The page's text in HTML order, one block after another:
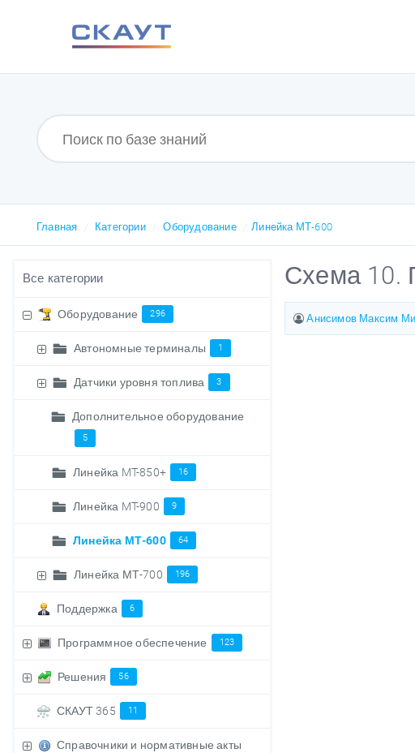
Главная Категории Оборудование Линейка МТ-600
Все категории
Оборудование 296
Автономные терминалы 1
Датчики уровня топлива 3
Дополнительное оборудование
5
Линейка MT-850+ 16
Линейка MT-900 9
Линейка МТ-600 64
Линейка МТ-700 196
Поддержка 6
Программное обеспечение 123
Решения 56
СКАУТ 365 11
Справочники и нормативные акты
Схема 10.
Анисимов Максим